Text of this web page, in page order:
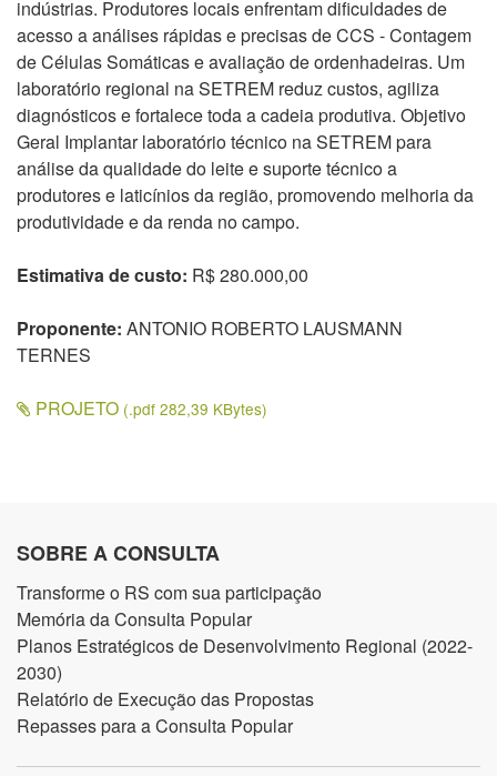
indústrias. Produtores locais enfrentam dificuldades de
acesso a análises rápidas e precisas de CCS - Contagem
de Células Somáticas e avaliação de ordenhadeiras. Um
laboratório regional na SETREM reduz custos, agiliza
diagnósticos e fortalece toda a cadeia produtiva. Objetivo
Geral Implantar laboratório técnico na SETREM para
análise da qualidade do leite e suporte técnico a
produtores e laticínios da região, promovendo melhoria da
produtividade e da renda no campo.
Estimativa de custo: R$ 280.000,00
Proponente: ANTONIO ROBERTO LAUSMANN
TERNES
PROJETO (.pdf 282,39 KBytes)
SOBRE A CONSULTA
Transforme o RS com sua participação
Memória da Consulta Popular
Planos Estratégicos de Desenvolvimento Regional (2022-
2030)
Relatório de Execução das Propostas
Repasses para a Consulta Popular